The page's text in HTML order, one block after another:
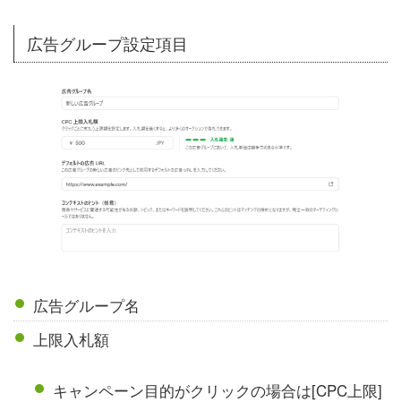
広告グループ設定項目
広告グループ名
上限入札額
キャンペーン目的がクリックの場合は[CPC上限]